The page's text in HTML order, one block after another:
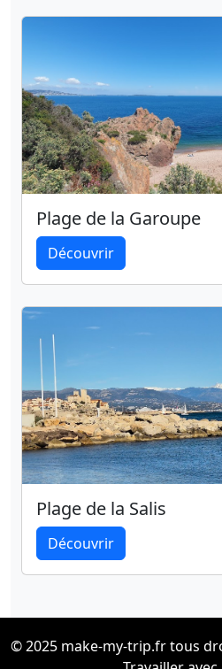
Plage de la Garoupe
Découvrir
Plage de la Salis
Découvrir
© 2025 make-my-trip.fr tous